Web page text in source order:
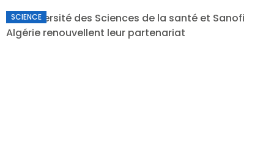
SCIENCE